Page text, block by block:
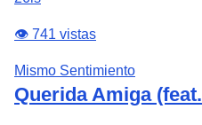
👁️ 741 vistas
Mismo Sentimiento
Querida Amiga